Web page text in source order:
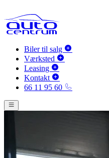
Biler til salg
Værksted
Leasing
Kontakt
66 11 95 60